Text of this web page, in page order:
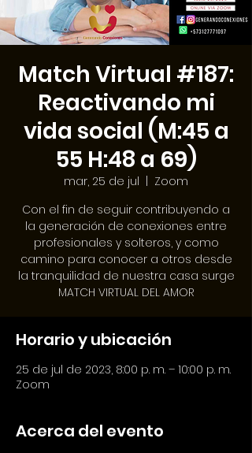
Match Virtual #187:
Reactivando mi
vida social (M:45 a
55 H:48 a 69)
mar, 25 de jul
Zoom
Con el fin de seguir contribuyendo a
la generación de conexiones entre
profesionales y solteros, y como
camino para conocer a otros desde
la tranquilidad de nuestra casa surge
MATCH VIRTUAL DEL AMOR
Horario y ubicación
25 de jul de 2023, 8:00 p. m. – 10:00 p. m.
Zoom
Acerca del evento